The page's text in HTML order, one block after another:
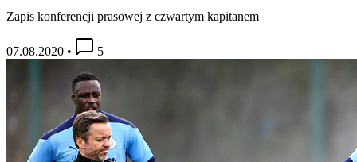
Zapis konferencji prasowej z czwartym kapitanem
07.08.2020 • 5